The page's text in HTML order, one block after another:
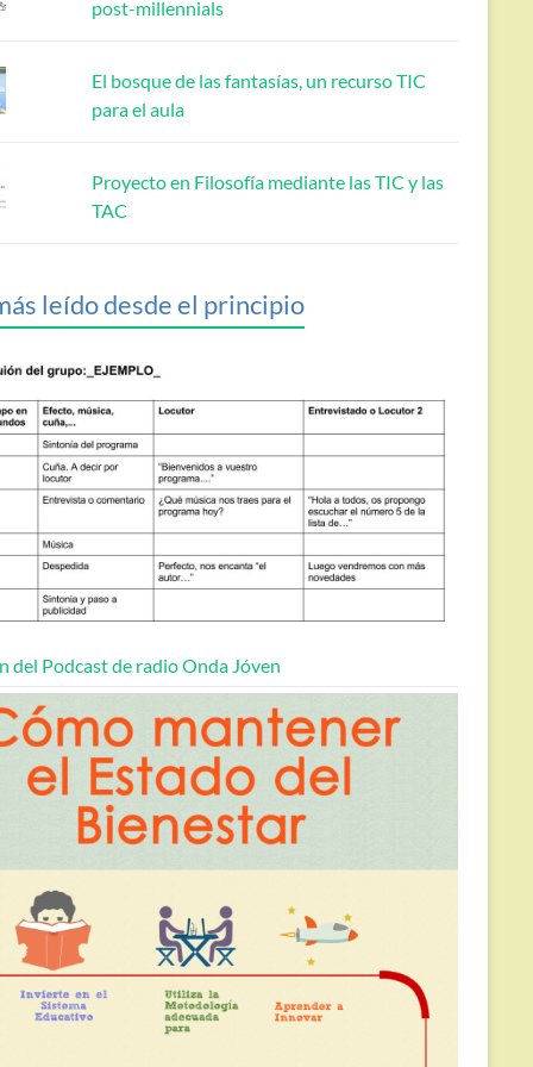
post-millennials
El bosque de las fantasías, un recurso TIC
para el aula
Proyecto en Filosofía mediante las TIC y las
TAC
leído desde el principio
del Podcast de radio Onda Jóven